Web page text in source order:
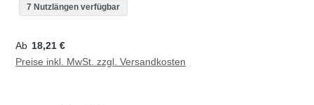
7 Nutzlängen verfügbar
Regulärer Preis:
Ab 18,21 €
Preise inkl. MwSt. zzgl. Versandkosten